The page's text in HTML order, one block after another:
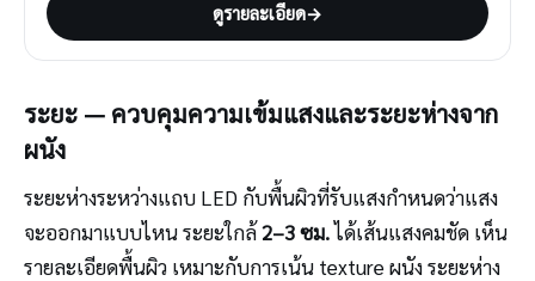
ดูรายละเอียด→
ระยะ — ควบคุมความเข้มแสงและระยะห่างจาก
ผนัง
ระยะห่างระหว่างแถบ LED กับพื้นผิวที่รับแสงกำหนดว่าแสง
จะออกมาแบบไหน ระยะใกล้2–3 ซม.ได้เส้นแสงคมชัด เห็น
รายละเอียดพื้นผิว เหมาะกับการเน้น texture ผนัง ระยะห่าง